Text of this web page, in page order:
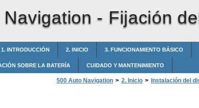
- Fijación
1. INTRODUCCIÓN 2. INICIO 3. FUNCIONAMIENTO BÁSICO
SOBRE LA BATERÍA CUIDADO Y MANTENIMIENTO
500 Auto Navigation > 2. Inicio > Instalación del